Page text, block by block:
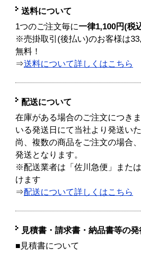
送料について
1つのご注文毎に一律1,100円(税
※売掛取引(後払い)のお客様は
無料！
⇒送料について詳しくはこちら
配送について
在庫がある場合のご注文につき
いる発送日にて当社より発送い
尚、複数の商品をご注文の場合
発送となります。
※配送業者は「佐川急便」また
けます
⇒配送について詳しくはこちら
見積書・請求書・納品書等の
■見積書について